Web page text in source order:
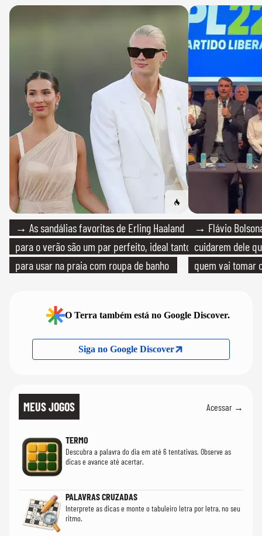
→ As sandálias favoritas de Erling Haaland
para o verão são um par perfeito, ideal tanto
para usar na praia com roupa de banho
→ Flávio
cuidarem dele
quem vai tomar
O Terra também está no Google Discover.
Siga no Google Discover
MEUS JOGOS Acessar →
TERMO
Descubra a palavra do dia em até 6 tentativas. Observe as
dicas e avance até acertar.
PALAVRAS CRUZADAS
Interprete as dicas e monte o tabuleiro letra por letra, no seu
ritmo.